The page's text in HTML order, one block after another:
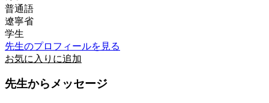
普通語
遼寧省
学生
先生のプロフィールを見る
お気に入りに追加
先生からメッセージ